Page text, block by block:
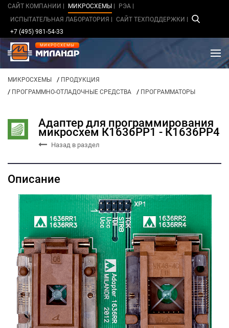
САЙТ КОМПАНИИ МИКРОСХЕМЫ
РЭА
ИСПЫТАТЕЛЬНАЯ ЛАБОРАТОРИЯ
САЙТ ТЕХПОДДЕРЖКИ
+7 (495) 981-54-33
МИКРОСХЕМЫ
МИКРОСХЕМЫ / ПРОДУКЦИЯ
/ ПРОГРАММНО-ОТЛАДОЧНЫЕ СРЕДСТВА / ПРОГРАММАТОРЫ
Адаптер для программирования
микросхем К1636РР1 - К1636РР4
Назад в раздел
Описание